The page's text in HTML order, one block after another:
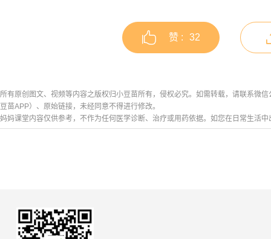
赞 : 32
所有原创图文、视频等内容之版权归小豆苗所有，侵权必究。如需转载，请联系微
豆苗APP）、原始链接，未经同意不得进行修改。
妈妈课堂内容仅供参考，不作为任何医学诊断、治疗或用药依据。如您在日常生活